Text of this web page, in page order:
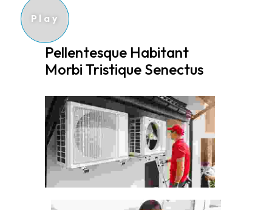
Pellentesque Habitant
Morbi Tristique Senectus